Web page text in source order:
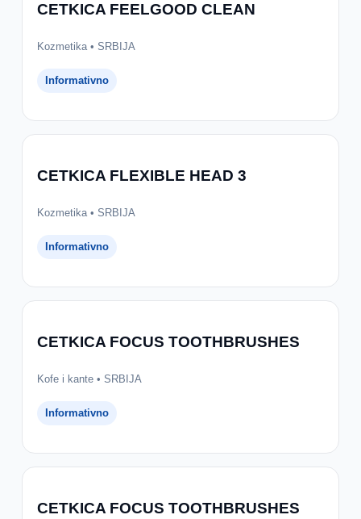
CETKICA FEELGOOD CLEAN
Kozmetika • SRBIJA
Informativno
CETKICA FLEXIBLE HEAD 3
Kozmetika • SRBIJA
Informativno
CETKICA FOCUS TOOTHBRUSHES
Kofe i kante • SRBIJA
Informativno
CETKICA FOCUS TOOTHBRUSHES